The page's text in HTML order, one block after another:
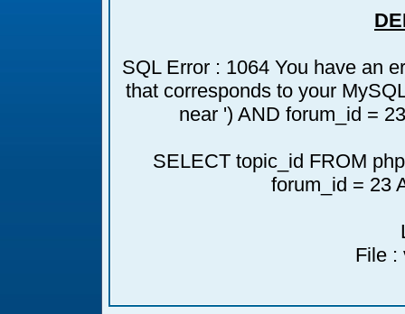
SQL Error : 1064 You have an
that corresponds to your
near ') AND forum_id =
SELECT topic_id FROM
forum_id = 23
File :